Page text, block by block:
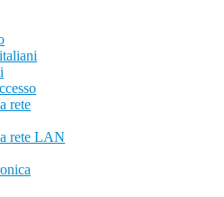
rete
rete LAN